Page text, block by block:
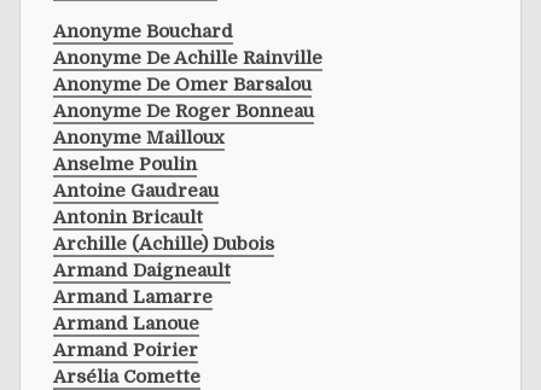
Anonyme Bouchard
Anonyme De Achille Rainville
Anonyme De Omer Barsalou
Anonyme De Roger Bonneau
Anonyme Mailloux
Anselme Poulin
Antoine Gaudreau
Antonin Bricault
Archille (achille) Dubois
Armand Daigneault
Armand Lamarre
Armand Lanoue
Armand Poirier
Arsélia Comette